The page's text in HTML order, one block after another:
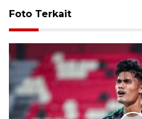
Foto Terkait